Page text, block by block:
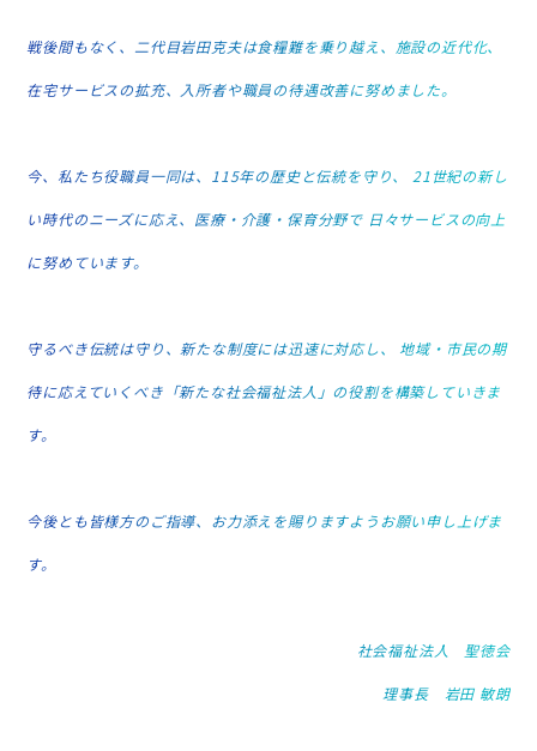
戦後間もなく、二代目岩田克夫は食糧難を乗り越え、施設の近代化、
在宅サービスの拡充、入所者や職員の待遇改善に努めました。
今、私たち役職員一同は、115年の歴史と伝統を守り、 21世紀の新し
い時代のニーズに応え、医療・介護・保育分野で 日々サービスの向上
に努めています。
守るべき伝統は守り、新たな制度には迅速に対応し、 地域・市民の期
待に応えていくべき「新たな社会福祉法人」の役割を構築していきま
す。
今後とも皆様方のご指導、お力添えを賜りますようお願い申し上げま
す。
社会福祉法人 聖徳会
理事長 岩田 敏朗